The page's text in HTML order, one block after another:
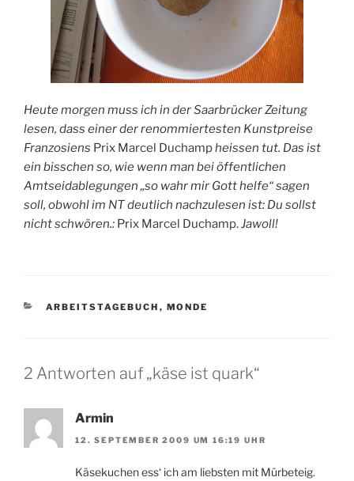
Heute morgen muss ich in der Saarbrücker Zeitung
lesen, dass einer der renommiertesten Kunstpreise
Franzosiens Prix Marcel Duchampheissen tut. Das ist
ein bisschen so, wie wenn man bei öffentlichen
Amtseidablegungen „so wahr mir Gott helfe“ sagen
soll, obwohl im NT deutlich nachzulesen ist: Du sollst
nicht schwören.: Prix Marcel Duchamp.Jawoll!
KATEGORIEN
ARBEITSTAGEBUCH , MONDE
2 Antworten auf „käse ist quark“
Armin
12. SEPTEMBER 2009 UM 16:19 UHR
Käsekuchen ess‘ ich am liebsten mit Mürbeteig.